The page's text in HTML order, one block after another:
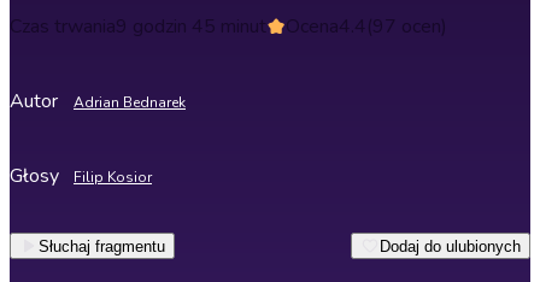
Czas trwania9 godzin 45 minut Ocena4.4(97 ocen)
Autor Adrian Bednarek
Głosy Filip Kosior
Słuchaj fragmentu Dodaj do ulubionych